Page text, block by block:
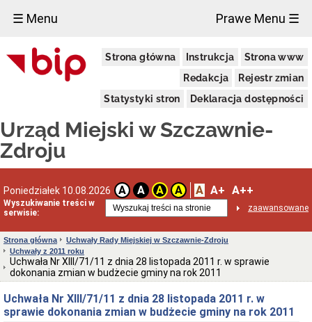
☰ Menu Prawe Menu ☰
Strona główna Instrukcja
Strona www
Redakcja
Rejestr zmian
Statystyki stron
Deklaracja dostępności
Urząd Miejski w Szczawnie-
Zdroju
Poniedziałek 10.08.2026 A A A A A A+ A++
Wyszukiwanie treści w
serwisie:
zaawansowane
Urząd
Miejski
Aktualności
Dni
i
godziny
otwarcia
telefonów
Kierownictwo
Statut
i
struktura
Urzędu
Burmistrza
Interpretacje
Strona główna
Uchwały Rady Miejskiej w Szczawnie-Zdroju
Uchwały z 2011 roku
Uchwała Nr XIII/71/11 z dnia 28 listopada 2011 r. w sprawie
dokonania zmian w budżecie gminy na rok 2011
Uchwała Nr XIII/71/11 z dnia 28 listopada 2011 r. w
sprawie dokonania zmian w budżecie gminy na rok 2011
×